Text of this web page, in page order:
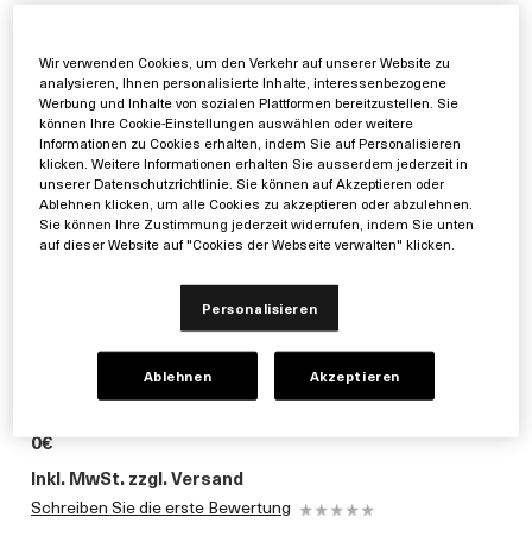
0€
Inkl. MwSt. zzgl. Versand
Schreiben Sie die erste Bewertung
Wir verwenden Cookies, um den Verkehr auf unserer Website zu
analysieren, Ihnen personalisierte Inhalte, interessenbezogene
Werbung und Inhalte von sozialen Plattformen bereitzustellen. Sie
können Ihre Cookie-Einstellungen auswählen oder weitere
Informationen zu Cookies erhalten, indem Sie auf Personalisieren
klicken. Weitere Informationen erhalten Sie ausserdem jederzeit in
unserer Datenschutzrichtlinie. Sie können auf Akzeptieren oder
Ablehnen klicken, um alle Cookies zu akzeptieren oder abzulehnen.
Sie können Ihre Zustimmung jederzeit widerrufen, indem Sie unten
auf dieser Website auf "Cookies der Webseite verwalten" klicken.
Personalisieren
Ablehnen Akzeptieren